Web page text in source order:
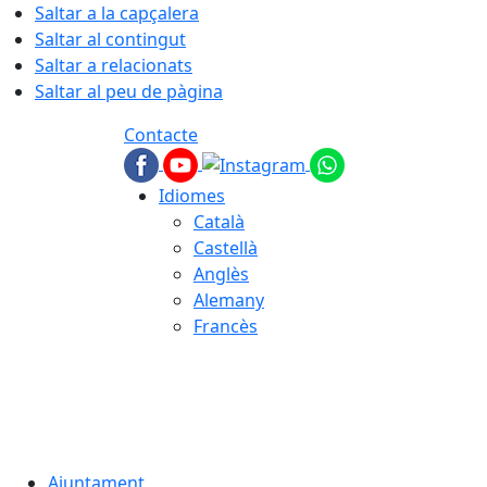
Saltar a la capçalera
Saltar al contingut
Saltar a relacionats
Saltar al peu de pàgina
Contacte
Idiomes
Català
Castellà
Anglès
Alemany
Francès